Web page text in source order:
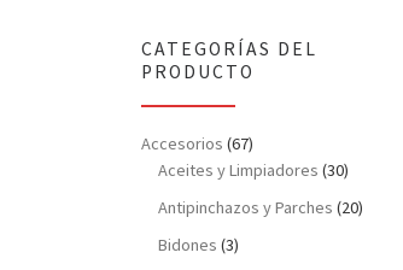
CATEGORÍAS DEL
PRODUCTO
Accesorios (67)
Aceites y Limpiadores (30)
Antipinchazos y Parches (20)
Bidones (3)